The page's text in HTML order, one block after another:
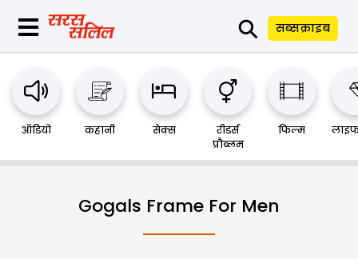
⚲ सब्सक्राइब
ऑडियो कहानी सेक्स
रीडर्स
प्रौब्लम
फिल्म
Gogals Frame For Men